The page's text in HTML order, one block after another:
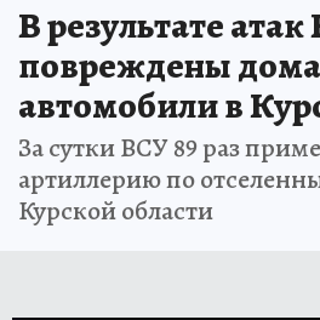
В результате
повреждены
автомобили в
За сутки ВСУ 89 раз
артиллерию по
Курской области